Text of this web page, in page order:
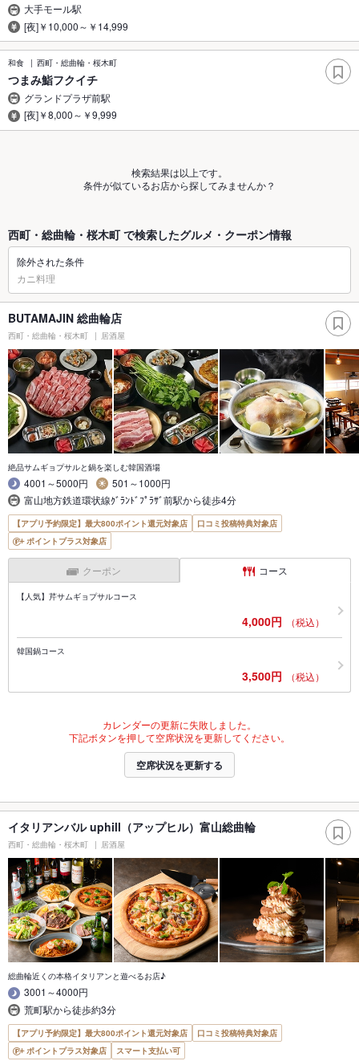
大手モール駅
[夜]￥10,000～￥14,999
和食 西町・総曲輪・桜木町
つまみ鮨フクイチ
グランドプラザ前駅
[夜]￥8,000～￥9,999
検索結果は以上です。
条件が似ているお店から探してみませんか？
西町・総曲輪・桜木町 で検索したグルメ・クーポン情報
除外された条件
カニ料理
BUTAMAJIN 総曲輪店
西町・総曲輪・桜木町 居酒屋
絶品サムギョプサルと鍋を楽しむ韓国酒場
4001～5000円
501～1000円
富山地方鉄道環状線ｸﾞﾗﾝﾄﾞﾌﾟﾗｻﾞ前駅から徒歩4分
【アプリ予約限定】最大800ポイント還元対象店
口コミ投稿特典対象店
ポイントプラス対象店
クーポン コース
【人気】芹サムギョプサルコース
4,000円 （税込）
韓国鍋コース
3,500円 （税込）
カレンダーの更新に失敗しました。
下記ボタンを押して空席状況を更新してください。
空席状況を更新する
イタリアンバル uphill（アップヒル）富山総曲輪
西町・総曲輪・桜木町 居酒屋
総曲輪近くの本格イタリアンと遊べるお店♪
3001～4000円
荒町駅から徒歩約3分
【アプリ予約限定】最大800ポイント還元対象店
口コミ投稿特典対象店
ポイントプラス対象店
スマート支払い可